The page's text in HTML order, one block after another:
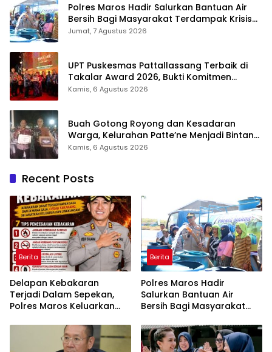
Polres Maros Hadir Salurkan Bantuan Air
Bersih Bagi Masyarakat Terdampak Krisis
Air Bersih Di Maros
Jumat, 7 Agustus 2026
UPT Puskesmas Pattallassang Terbaik di
Takalar Award 2026, Bukti Komitmen
Hadirkan Pelayanan Kesehatan Berkualitas
Kamis, 6 Agustus 2026
Buah Gotong Royong dan Kesadaran
Warga, Kelurahan Patte’ne Menjadi Bintang
Takalar Award 2026
Kamis, 6 Agustus 2026
Recent Posts
Berita
Delapan Kebakaran
Terjadi Dalam Sepekan,
Polres Maros Keluarkan
Masyarakat
Berita
Polres Maros Hadir
Salurkan Bantuan Air
Bersih Bagi Masyarakat
Di Maros